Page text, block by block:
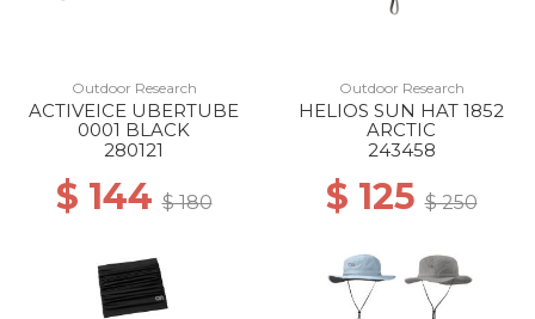
Outdoor Research
ACTIVEICE UBERTUBE
0001 BLACK
280121
$ 144$ 180
Outdoor Research
HELIOS SUN HAT 1852
ARCTIC
243458
$ 125$ 250